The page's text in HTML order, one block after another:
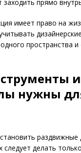
прямо
имеет право на
пространства
и
нужны
раздвижные
следует делать